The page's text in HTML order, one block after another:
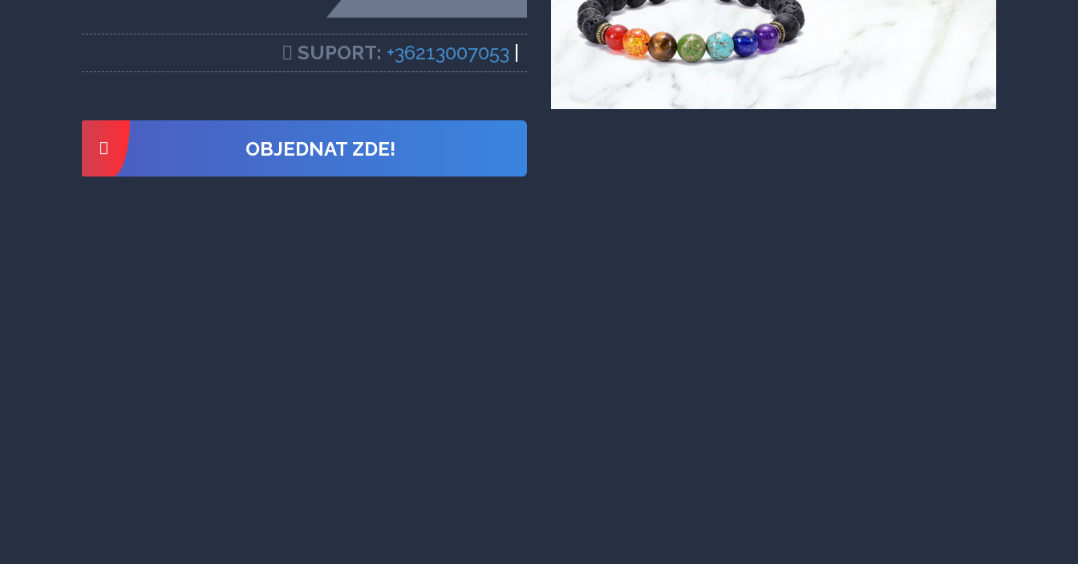
SUPORT: +36213007053
OBJEDNAT ZDE!